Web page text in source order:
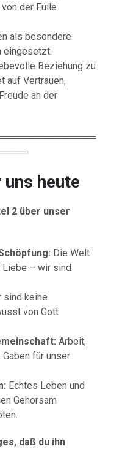
der Fülle
als besondere
eingesetzt.
Beziehung zu
auf Vertrauen,
an der
heute
2 über unser
Die Welt
– wir sind
sind keine
von Gott
Arbeit,
für unser
Echtes Leben und
Gehorsam
daß du ihn